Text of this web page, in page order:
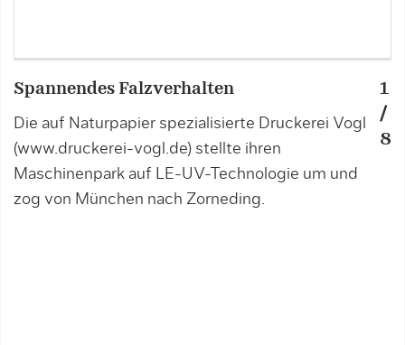
Spannendes Falzverhalten
Die auf Naturpapier spezialisierte Druckerei Vogl
(www.druckerei-vogl.de) stellte ihren
Maschinenpark auf LE-UV-Technologie um und
zog von München nach Zorneding.
1
/
8